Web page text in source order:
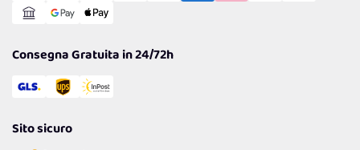
Consegna Gratuita in 24/72h
Sito sicuro